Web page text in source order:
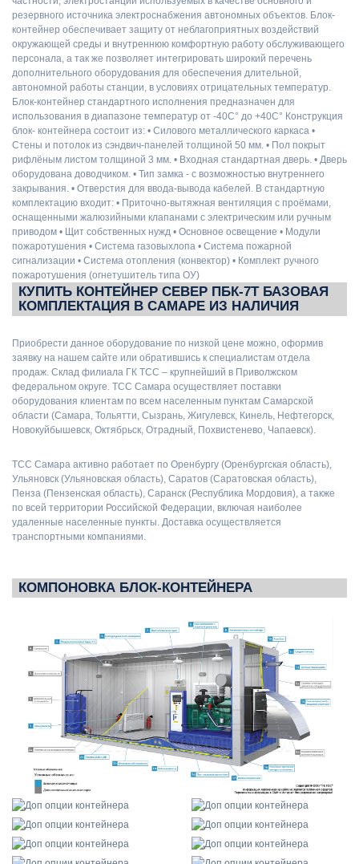
резервного источника электроснабжения автономных объектов. Блок-
контейнер обеспечивает защиту от неблагоприятных воздействий
окружающей среды и внутреннюю комфортную работу обслуживающего
персонала, а так же позволяет интегрировать широкий перечень
дополнительного оборудования для обеспечения длительной,
автономной работы станции, в условиях отрицательных температур.
Блок-контейнер стандартного исполнения предназначен для
использования в диапазоне температур от -40С° до +40С° Конструкция
блок- контейнера состоит из: • Силового металлического каркаса •
Стены и потолок из сэндвич-панелей толщиной 50 мм. • Пол покрыт
рифлёным листом толщиной 3 мм. • Входная стандартная дверь. • Дверь
оборудована доводчиком. • Тип замка - с возможностью внутреннего
закрывания. • Отверстия для ввода-вывода кабелей. В стандартную
комплектацию входит: • Приточно-вытяжная вентиляция с проёмами,
оснащенными жалюзийными клапанами с электрическим или ручным
приводом • Щит собственных нужд • Основное освещение • Модули
пожаротушения • Система газовыхлопа • Система пожарной
сигнализации • Система отопления (конвектор) • Комплект ручного
пожаротушения (огнетушитель типа ОУ)
КУПИТЬ КОНТЕЙНЕР СЕВЕР ПБК-7Т БАЗОВАЯ
КОМПЛЕКТАЦИЯ В САМАРЕ ИЗ НАЛИЧИЯ
Приобрести данное оборудование по низкой цене можно, оформив
заявку на нашем сайте или обратившись к специалистам отдела
продаж. Склад филиала ГК ТСС – крупнейший в Приволжском
федеральном округе. ТСС Самара осуществляет поставки
оборудования клиентам по всем населенным пунктам Самарской
области (Самара, Тольятти, Сызрань, Жигулевск, Кинель, Нефтегорск,
Новокуйбышевск, Октябрьск, Отрадный, Похвистенево, Чапаевск).
ТСС Самара активно работает по Оренбургу (Оренбургская область),
Ульяновск (Ульяновская область), Саратов (Саратовская область),
Пенза (Пензенская область), Саранск (Республика Мордовия), а также
по всей территории Российской Федерации, включая наиболее
удаленные населенные пункты. Доставка осуществляется
транспортными компаниями.
КОМПОНОВКА БЛОК-КОНТЕЙНЕРА